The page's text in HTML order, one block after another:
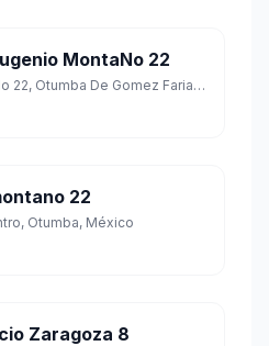
MontaNo 22
Avenida Eugenio MontaNo 22, Otumba De Gomez Farias, Otumba, México
22
Otumba, México
Zaragoza 8